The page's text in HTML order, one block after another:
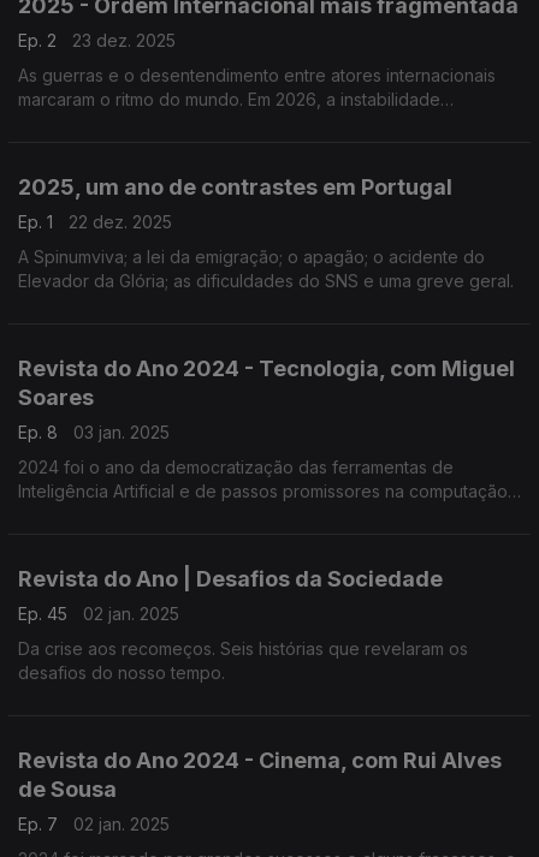
2025 - Ordem Internacional mais fragmentada
Ep. 2
23 dez. 2025
As guerras e o desentendimento entre atores internacionais
marcaram o ritmo do mundo. Em 2026, a instabilidade
2025, um ano de contrastes em Portugal
Ep. 1
22 dez. 2025
A Spinumviva; a lei da emigração; o apagão; o acidente do
Elevador da Glória; as dificuldades do SNS e uma greve geral.
Revista do Ano 2024 - Tecnologia, com Miguel
Soares
Ep. 8
03 jan. 2025
2024 foi o ano da democratização das ferramentas de
Inteligência Artificial e de passos promissores na computação
Revista do Ano | Desafios da Sociedade
Ep. 45
02 jan. 2025
Da crise aos recomeços. Seis histórias que revelaram os
desafios do nosso tempo.
Revista do Ano 2024 - Cinema, com Rui Alves
de Sousa
Ep. 7
02 jan. 2025